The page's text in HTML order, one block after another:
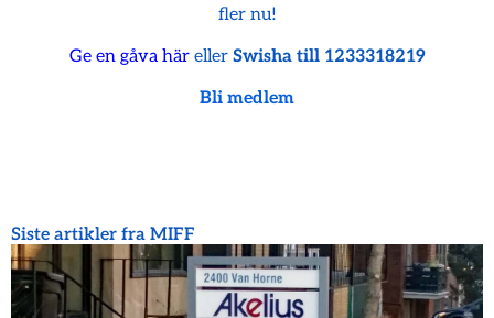
fler nu!
Ge en gåva häreller Swisha till 1233318219
Bli medlem
Siste artikler fra MIFF